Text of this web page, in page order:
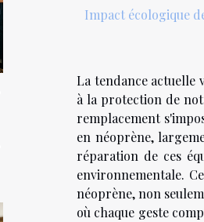
Impact écologique
La tendance actuelle
à la protection de
remplacement
en néoprène,
réparation de ces
environnementale.
néoprène, non
où chaque geste